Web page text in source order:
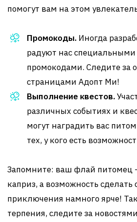
помогут вам на этом
Промокоды. Иногда
радуют нас
промокодами. Следите
страницами Адопт Ми!
Выполнение квестов.
различных событиях и
могут наградить вас
тех, у кого есть
Запомните: ваш флай питомец
каприз, а возможность сделать
приключения намного ярче!
терпения, следите за